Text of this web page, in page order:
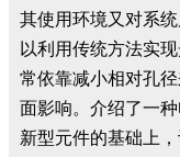
其使用环境又对系
以利用传统方法实
常依靠减小相对孔
面影响。介绍了一
新型元件的基础上